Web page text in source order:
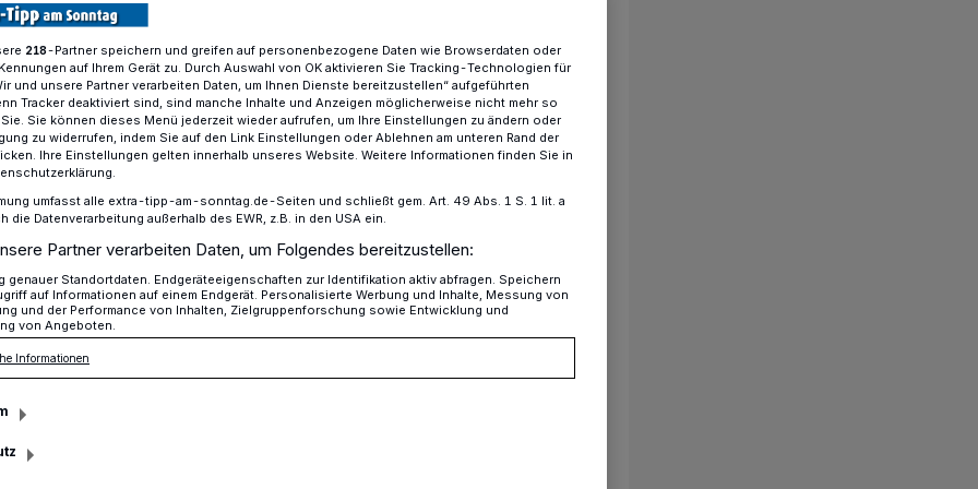
Thüllen - Ihr Hyundai-Vertragshändler in und um Krefeld
in
Autohauses Thüllen reicht bis ins
in Aachen der erste Betrieb.
zu einer modernen Autohausgruppe
als Hyundai-Vertragshändler mit
am Niederrhein vertreten. Der
218-Partner speichern und greifen auf personenbezogene Daten wie Browserdaten oder
auf Ihrem Gerät zu. Durch Auswahl von OK aktivieren Sie Tracking-Technologien für
und unsere Partner verarbeiten Daten, um Ihnen Dienste bereitzustellen“ aufgeführten
Tracker deaktiviert sind, sind manche Inhalte und Anzeigen möglicherweise nicht mehr so
Sie können dieses Menü jederzeit wieder aufrufen, um Ihre Einstellungen zu ändern oder
zu widerrufen, indem Sie auf den Link Einstellungen oder Ablehnen am unteren Rand der
Ihre Einstellungen gelten innerhalb unseres Website. Weitere Informationen finden Sie in
umfasst alle extra-tipp-am-sonntag.de-Seiten und schließt gem. Art. 49 Abs. 1 S. 1 lit. a
die Datenverarbeitung außerhalb des EWR, z.B. in den USA ein.
Partner verarbeiten Daten, um Folgendes bereitzustellen:
genauer Standortdaten. Endgeräteeigenschaften zur Identifikation aktiv abfragen. Speichern
auf Informationen auf einem Endgerät. Personalisierte Werbung und Inhalte, Messung von
und der Performance von Inhalten, Zielgruppenforschung sowie Entwicklung und
von Angeboten.
Informationen